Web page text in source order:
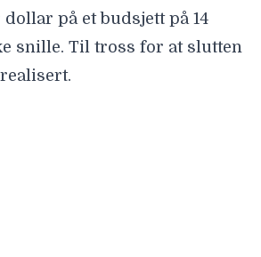
på et budsjett på 14
snille. Til tross for at slutten